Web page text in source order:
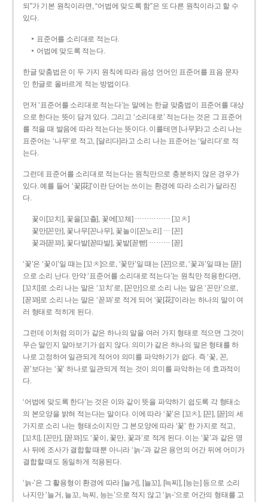
되”가 기본 원칙이라면, “어법에 맞도록 함”은 또 다른 원칙이라고 할 수
있다.
표준어를 소리대로 적는다.
어법에 맞도록 적는다.
한글 맞춤법은 이 두 가지 원칙에 따라 음성 언어인 표준어를 표음 문자
인 한글로 올바르게 적는 방법이다.
먼저 ‘표준어를 소리대로 적는다’는 말에는 한글 맞춤법이 표준어를 대상
으로 한다는 뜻이 담겨 있다. 그리고 ‘소리대로’ 적는다는 것은 그 표준어
를 적을 때 발음에 따라 적는다는 뜻이다. 이를테면 [나무]라고 소리 나는
표준어는 ‘나무’로 적고, [달리다]라고 소리 나는 표준어는 ‘달리다’로 적
는다.
그런데 표준어를 소리대로 적는다는 원칙만으로 충분하지 않은 경우가
있다. 예를 들어 ‘꽃[花]’이란 단어는 쓰이는 환경에 따라 소리가 달라진
다.
꽃이[꼬치], 꽃을[꼬츨], 꽃에[꼬체] …………… [꼬ㅊ]
꽃만[꼰만], 꽃나무[꼰나무], 꽃놀이[꼰노리] … [꼰]
꽃과[꼳꽈], 꽃다발[꼳따발], 꽃밭[꼳빧] ……… [꼳]
‘꽃’은 ‘꽃이’일 때는 [꼬ㅊ]으로, ‘꽃만’일 때는 [꼰]으로, ‘꽃과’일 때는 [꼳]
으로 소리 난다. 만약 ‘표준어를 소리대로 적는다’는 원칙만 적용한다면,
[꼬치]로 소리 나는 말은 ‘꼬치’로, [꼰만]으로 소리 나는 말은 ‘꼰만’으로,
[꼳꽈]로 소리 나는 말은 ‘꼳꽈’로 적게 되어 ‘꽃[花]’이라는 하나의 말이 여
러 형태로 적히게 된다.
그런데 이처럼 의미가 같은 하나의 말을 여러 가지 형태로 적으면 그것이
무슨 말인지 알아보기가 쉽지 않다. 의미가 같은 하나의 말은 형태를 하
나로 고정하여 일관되게 적어야 의미를 파악하기가 쉽다. 즉 ‘꽃, 꼰,
꼳’보다는 ‘꽃’ 하나로 일관되게 적는 것이 의미를 파악하는 데 효과적이
다.
‘어법에 맞도록 한다’는 것은 이와 같이 뜻을 파악하기 쉽도록 각 형태소
의 본모양을 밝혀 적는다는 말이다. 이에 따라 ‘꽃’은 [꼬ㅊ], [꼰], [꼳]의 세
가지로 소리 나는 형태소이지만 그 본모양에 따라 ‘꽃’ 한 가지로 적고,
[꼬치], [꼰만], [꼳꽈]도 ‘꽃이, 꽃만, 꽃과’로 적게 된다. 이는 ‘꽃’과 같은 명
사 뒤에 조사가 결합할 때뿐 아니라 ‘늙-’과 같은 용언의 어간 뒤에 어미가
결합할 때도 동일하게 적용된다.
‘늙-’은 그 활용형이 환경에 따라 [늘거], [늘꼬], [늑찌], [능는] 등으로 소리
나지만 ‘늘거, 늘꼬, 늑찌, 능는’으로 적지 않고 ‘늙-’으로 어간의 형태를 고